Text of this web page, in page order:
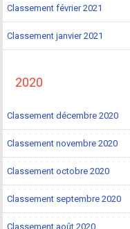
Classement février 2021
Classement janvier 2021
2020
Classement décembre 2020
Classement novembre 2020
Classement octobre 2020
Classement septembre 2020
Classement août 2020